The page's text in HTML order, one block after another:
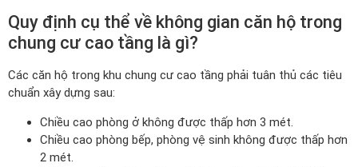
Quy định cụ thể về không gian căn hộ trong
chung cư cao tầng là gì?
Các căn hộ trong khu chung cư cao tầng phải tuân thủ các tiêu
chuẩn xây dựng sau:
Chiều cao phòng ở không được thấp hơn 3 mét.
Chiều cao phòng bếp, phòng vệ sinh không được thấp hơn
2 mét.